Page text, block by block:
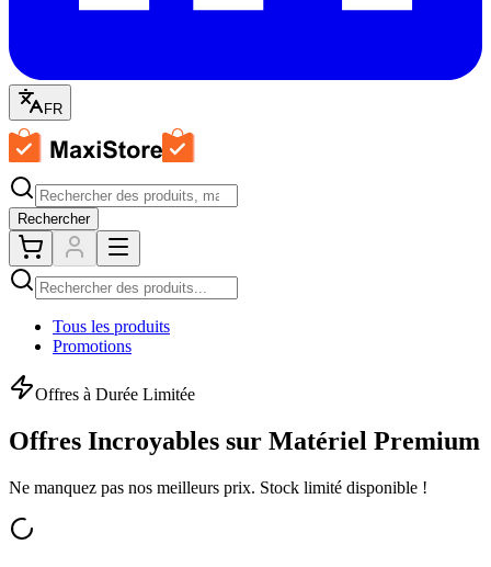
FR
Rechercher
Tous les produits
Promotions
Offres à Durée Limitée
Offres Incroyables sur Matériel Premium
Ne manquez pas nos meilleurs prix. Stock limité disponible !